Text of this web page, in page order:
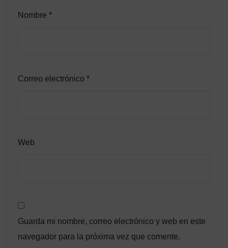
Nombre *
Correo electrónico *
Web
Guarda mi nombre, correo electrónico y web en este
navegador para la próxima vez que comente.